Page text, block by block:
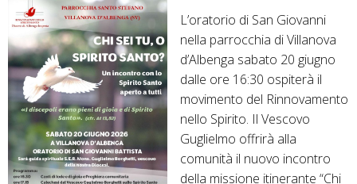
e
L
i
g
u
r
e
i
P
o
n
t
e
l
u
a
n
n
i
B
a
t
t
i
L’oratorio di San Giovanni
nella parrocchia di Villanova
d’Albenga sabato 20 giugno
dalle ore 16:30 ospiterà il
movimento del Rinnovamento
nello Spirito. Il Vescovo
Guglielmo offrirà alla
comunità il nuovo incontro
della missione itinerante “Chi